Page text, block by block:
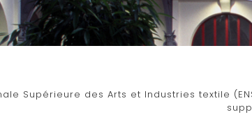
Supérieure des Arts et Industries textile